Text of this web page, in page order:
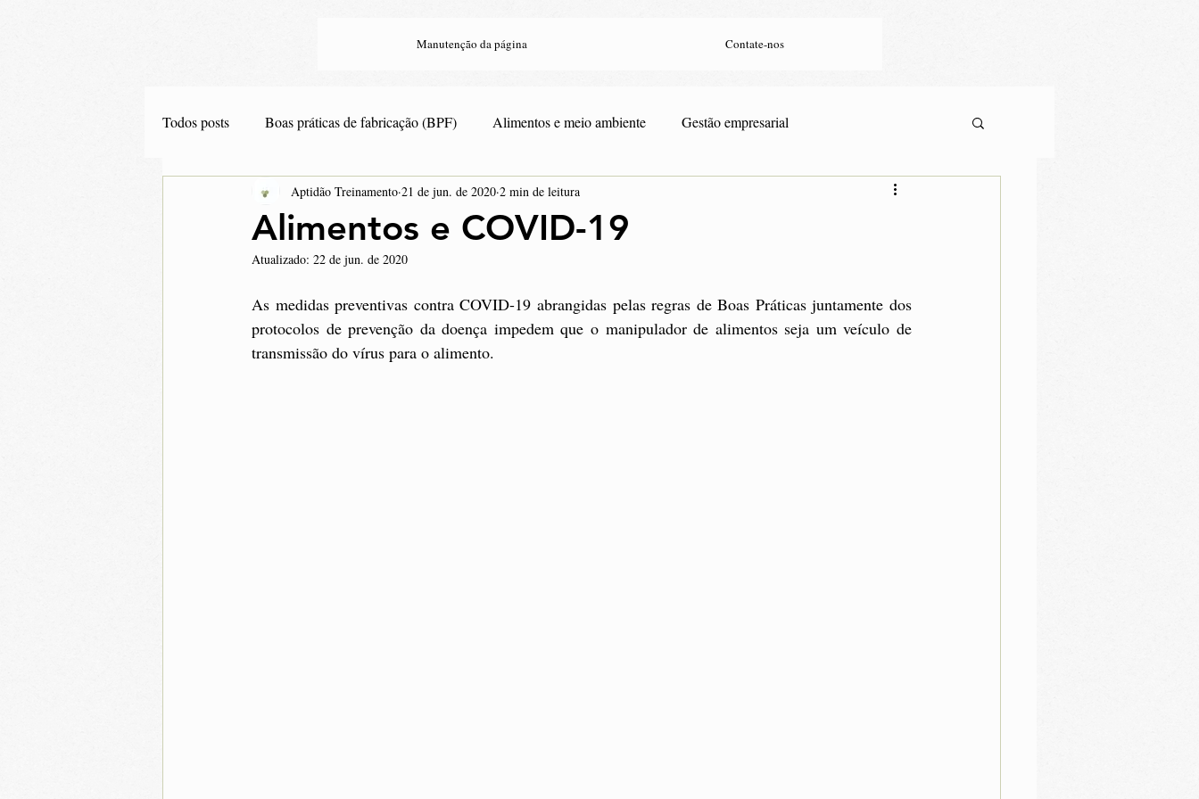
Manutenção da página Contate-nos
Todos posts Boas práticas de fabricação (BPF) Alimentos e meio ambiente Gestão empresarial
Educação ao consumidor Indústria de alimentos
Alimentos e COVID-19
Aptidão Treinamento 21 de jun. de 2020 2 min de leitura
Atualizado: 22 de jun. de 2020
As medidas preventivas contra COVID-19 abrangidas pelas regras de Boas Práticas juntamente dos
protocolos de prevenção da doença impedem que o manipulador de alimentos seja um veículo de
transmissão do vírus para o alimento.